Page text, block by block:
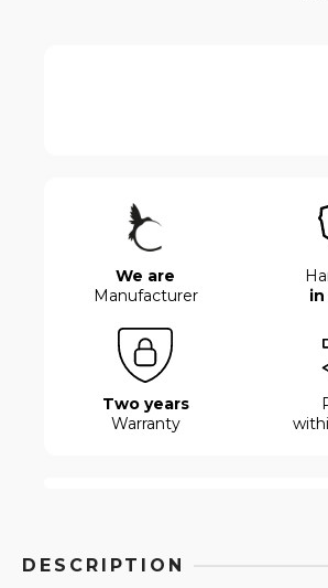
We are
Manufacturer
in
Two years
Warranty
DESCRIPTION